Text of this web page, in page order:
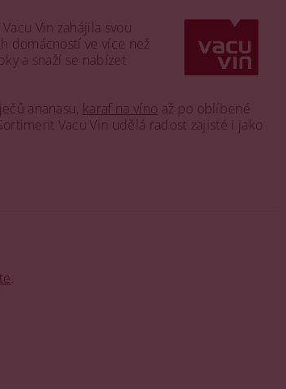
Vin zahájila svou
domácností ve více než
a snaží se nabízet
ananasu, karaf na víno až po oblíbené
Vacu Vin udělá radost zajisté i jako